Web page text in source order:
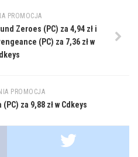
PROMOCJA
Zeroes (PC) za 4,94 zł i
(PC) za 7,36 zł w
PROMOCJA
za 9,88 zł w Cdkeys